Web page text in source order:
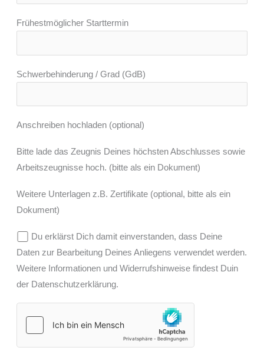
Frühestmöglicher Starttermin
Schwerbehinderung / Grad (GdB)
Anschreiben hochladen (optional)
Bitte lade das Zeugnis Deines höchsten Abschlusses sowie
Arbeitszeugnisse hoch. (bitte als ein Dokument)
Weitere Unterlagen z.B. Zertifikate (optional, bitte als ein
Dokument)
Du erklärst Dich damit einverstanden, dass Deine
Daten zur Bearbeitung Deines Anliegens verwendet werden.
Weitere Informationen und Widerrufshinweise findest Duin
der Datenschutzerklärung.